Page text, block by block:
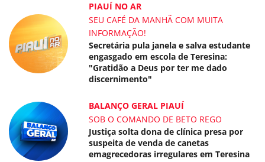
PIAUÍ NO AR
SEU CAFÉ DA MANHÃ COM MUITA
INFORMAÇÃO!
Secretária pula janela e salva estudante
engasgado em escola de Teresina:
"Gratidão a Deus por ter me dado
discernimento"
BALANÇO GERAL PIAUÍ
SOB O COMANDO DE BETO REGO
Justiça solta dona de clínica presa por
suspeita de venda de canetas
emagrecedoras irregulares em Teresina